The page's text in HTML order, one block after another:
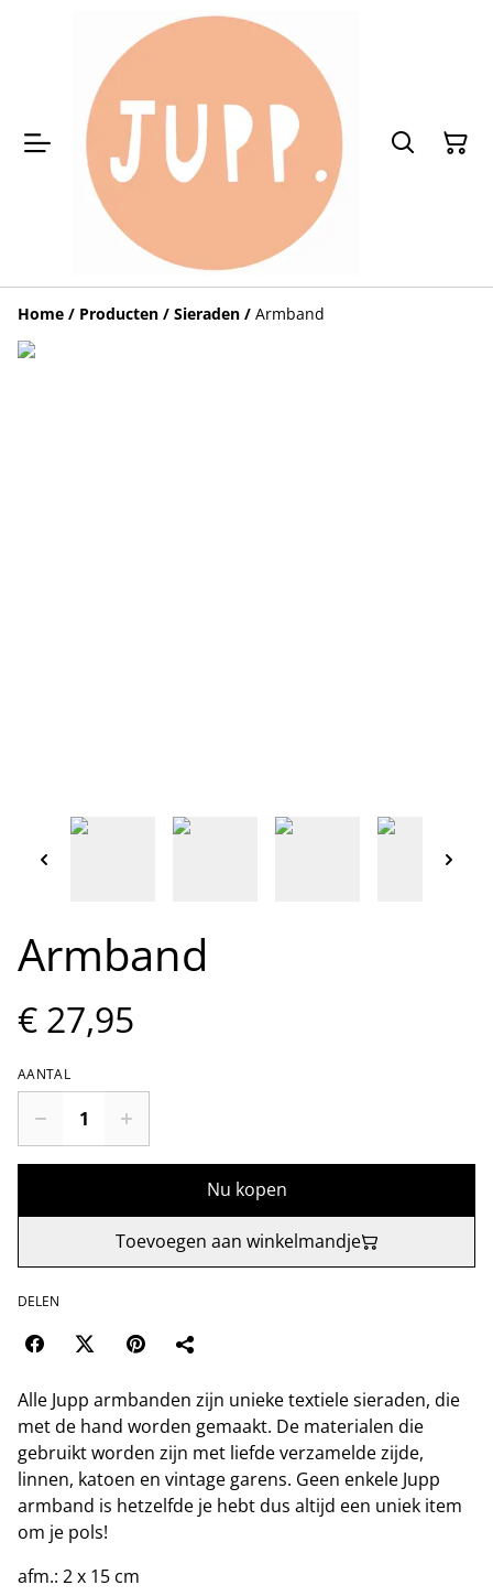
Home / Producten / Sieraden / Armband
Armband
€ 27,95
AANTAL
Nu kopen
Toevoegen aan winkelmandje
DELEN
Alle Jupp armbanden zijn unieke textiele sieraden, die
met de hand worden gemaakt. De materialen die
gebruikt worden zijn met liefde verzamelde zijde,
linnen, katoen en vintage garens. Geen enkele Jupp
armband is hetzelfde je hebt dus altijd een uniek item
om je pols!
afm.: 2 x 15 cm